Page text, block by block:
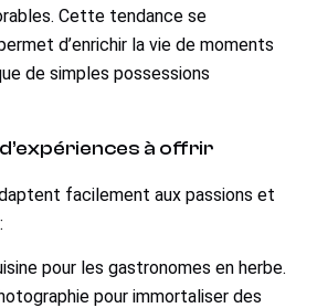
Cette tendance se
d’enrichir la vie de moments
de simples possessions
à offrir
facilement aux passions et
pour les gastronomes en herbe.
pour immortaliser des